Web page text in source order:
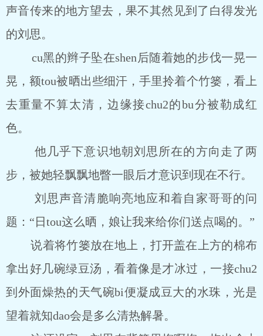
声音传来的地方望去，果不其然见到了白得发光
的刘思。
cu黑的辫子坠在shen后随着她的步伐一晃一
晃，额tou被晒出些细汗，手里拎着个竹篓，看上
去重量不算太清，边缘接chu2的bu分被勒成红
色。
他几乎下意识地朝刘思所在的方向走了两
步，被她轻飘飘地瞥一眼后才意识到现在不行。
刘思声音清脆响亮地应和着自家哥哥的问
题：“日tou这么晒，娘让我来给你们送点喝的。”
说着将竹篓放在地上，打开盖在上方的棉布
拿出好几碗绿豆汤，看着像是才冰过，一接chu2
到外面燥热的天气碗bi便凝成豆大的水珠，光是
望着就知dao会是多么清热解暑。